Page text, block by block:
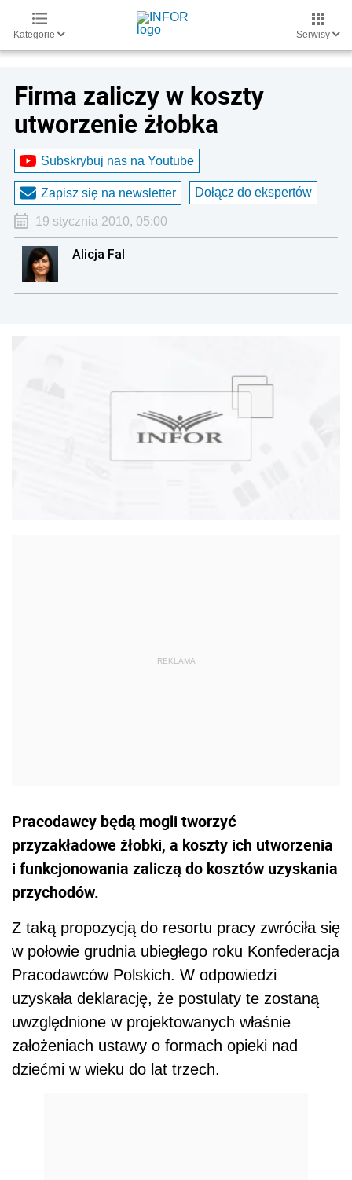
Kategorie Serwisy
Firma zaliczy w koszty
utworzenie żłobka
Subskrybuj nas na Youtube
Zapisz się na newsletter Dołącz do ekspertów
19 stycznia 2010, 05:00
Alicja Fal
Pracodawcy będą mogli tworzyć
przyzakładowe żłobki, a koszty ich utworzenia
i funkcjonowania zaliczą do kosztów uzyskania
przychodów.
Z taką propozycją do resortu pracy zwróciła się
w połowie grudnia ubiegłego roku Konfederacja
Pracodawców Polskich. W odpowiedzi
uzyskała deklarację, że postulaty te zostaną
uwzględnione w projektowanych właśnie
założeniach ustawy o formach opieki nad
dziećmi w wieku do lat trzech.